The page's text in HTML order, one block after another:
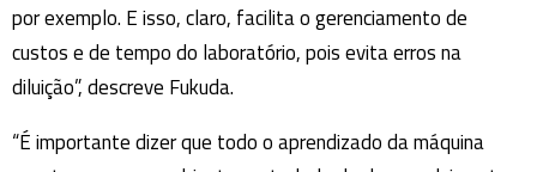
por exemplo. E isso, claro, facilita o gerenciamento de
custos e de tempo do laboratório, pois evita erros na
diluição”, descreve Fukuda.
“É importante dizer que todo o aprendizado da máquina